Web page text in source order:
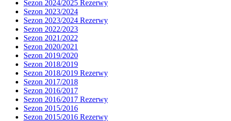
Sezon 2024/2025 Rezerwy
Sezon 2023/2024
Sezon 2023/2024 Rezerwy
Sezon 2022/2023
Sezon 2021/2022
Sezon 2020/2021
Sezon 2019/2020
Sezon 2018/2019
Sezon 2018/2019 Rezerwy
Sezon 2017/2018
Sezon 2016/2017
Sezon 2016/2017 Rezerwy
Sezon 2015/2016
Sezon 2015/2016 Rezerwy